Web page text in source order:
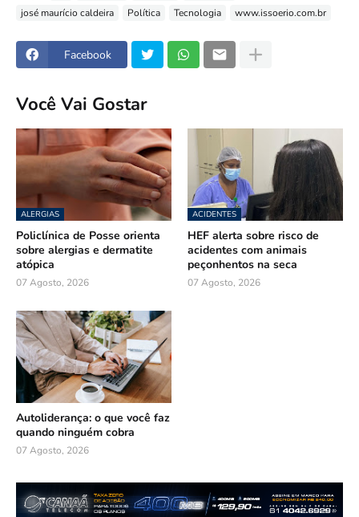
josé maurício caldeira
Política Tecnologia www.issoerio.com.br
Facebook
Você Vai Gostar
ALERGIAS
Policlínica de Posse orienta
sobre alergias e dermatite
atópica
07 Agosto, 2026
ACIDENTES
HEF alerta sobre risco de
acidentes com animais
peçonhentos na seca
07 Agosto, 2026
Autoliderança: o que você faz
quando ninguém cobra
07 Agosto, 2026